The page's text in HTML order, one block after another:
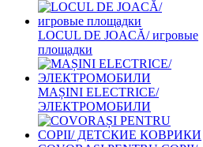
LOCUL DE JOACĂ/ игровые
площадки
MAȘINI ELECTRICE/
ЭЛЕКТРОМОБИЛИ